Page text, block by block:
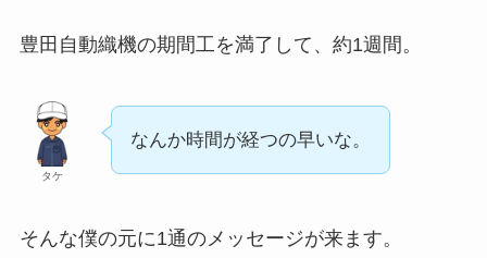
豊田自動織機の期間工を満了して、約1週間。
タケ
なんか時間が経つの早いな。
そんな僕の元に1通のメッセージが来ます。